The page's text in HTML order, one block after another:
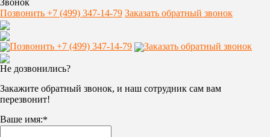
Звонок
Позвонить +7 (499) 347-14-79 Заказать обратный звонок
Позвонить +7 (499) 347-14-79 Заказать обратный звонок
Не дозвонились?
Закажите обратный звонок, и наш сотрудник сам вам
перезвонит!
Ваше имя:*